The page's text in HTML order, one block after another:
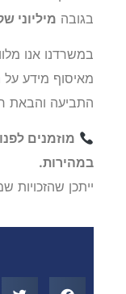
בגובה מיליוני
במשרדנו אנו
מאיסוף מידע
התביעה והבאת
מוזמנים
במהירות.
ייתכן שהזכויות